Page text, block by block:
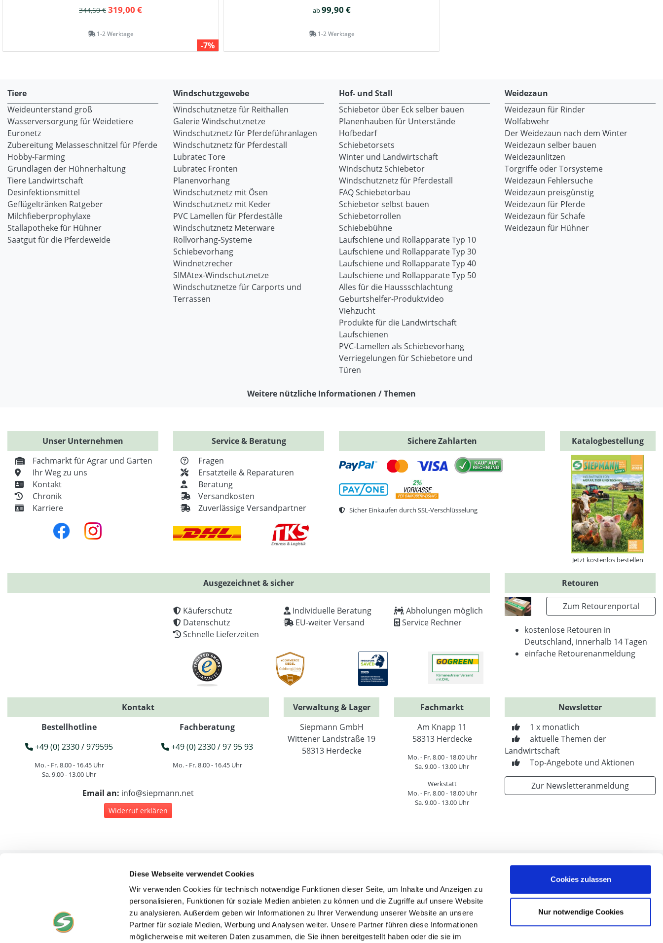
Diese Webseite verwendet Cookies
Wir verwenden Cookies für technisch notwendige Funktionen dieser Seite, um Inhalte und Anzeigen zu
personalisieren, Funktionen für soziale Medien anbieten zu können und die Zugriffe auf unsere Website
zu analysieren. Außerdem geben wir Informationen zu Ihrer Verwendung unserer Website an unsere
Partner für soziale Medien, Werbung und Analysen weiter. Unsere Partner führen diese Informationen
möglicherweise mit weiteren Daten zusammen, die Sie ihnen bereitgestellt haben oder die sie im
Cookies zulassen
Nur notwendige Cookies
344,60 € 319,00 €
1-2 Werktage
-7%
ab99,90 €
1-2 Werktage
Tiere
Weideunterstand groß
Wasserversorgung für Weidetiere
Euronetz
Zubereitung Melasseschnitzel für Pferde
Hobby-Farming
Grundlagen der Hühnerhaltung
Tiere Landwirtschaft
Desinfektionsmittel
Geflügeltränken Ratgeber
Milchfieberprophylaxe
Stallapotheke für Hühner
Saatgut für die Pferdeweide
Windschutzgewebe
Windschutznetze für Reithallen
Galerie Windschutznetze
Windschutznetz für Pferdeführanlagen
Windschutznetz für Pferdestall
Lubratec Tore
Lubratec Fronten
Planenvorhang
Windschutznetz mit Ösen
Windschutznetz mit Keder
PVC Lamellen für Pferdeställe
Windschutznetz Meterware
Rollvorhang-Systeme
Schiebevorhang
Windnetzrecher
SIMAtex-Windschutznetze
Windschutznetze für Carports und
Terrassen
Hof- und Stall
Schiebetor über Eck selber bauen
Planenhauben für Unterstände
Hofbedarf
Schiebetorsets
Winter und Landwirtschaft
Windschutz Schiebetor
Windschutznetz für Pferdestall
FAQ Schiebetorbau
Schiebetor selbst bauen
Schiebetorrollen
Schiebebühne
Laufschiene und Rollapparate Typ 10
Laufschiene und Rollapparate Typ 30
Laufschiene und Rollapparate Typ 40
Laufschiene und Rollapparate Typ 50
Alles für die Haussschlachtung
Geburtshelfer-Produktvideo
Viehzucht
Produkte für die Landwirtschaft
Laufschienen
PVC-Lamellen als Schiebevorhang
Verriegelungen für Schiebetore und
Türen
Weidezaun
Weidezaun für Rinder
Wolfabwehr
Der Weidezaun nach dem Winter
Weidezaun selber bauen
Weidezaunlitzen
Torgriffe oder Torsysteme
Weidezaun Fehlersuche
Weidezaun preisgünstig
Weidezaun für Pferde
Weidezaun für Schafe
Weidezaun für Hühner
Weitere nützliche Informationen / Themen
Unser Unternehmen
Fachmarkt für Agrar und Garten
Ihr Weg zu uns
Kontakt
Chronik
Karriere
Service & Beratung
Fragen
Ersatzteile & Reparaturen
Beratung
Versandkosten
Zuverlässige Versandpartner
Sichere Zahlarten
Sicher Einkaufen durch SSL-Verschlüsselung
Katalogbestellung
Jetzt kostenlos bestellen
Ausgezeichnet & sicher
Käuferschutz
Datenschutz
Schnelle Lieferzeiten
Individuelle Beratung
EU-weiter Versand
Abholungen möglich
Service Rechner
Retouren
Zum Retourenportal
kostenlose Retouren in
Deutschland, innerhalb 14 Tagen
einfache Retourenanmeldung
Kontakt
Bestellhotline
+49 (0) 2330 / 979595
Mo. - Fr. 8.00 - 16.45 Uhr
Sa. 9.00 - 13.00 Uhr
Fachberatung
+49 (0) 2330 / 97 95 93
Mo. - Fr. 8.00 - 16.45 Uhr
Email an: info@siepmann.net
Widerruf erklären
Verwaltung & Lager
Siepmann GmbH
Wittener Landstraße 19
58313 Herdecke
Fachmarkt
Am Knapp 11
58313 Herdecke
Mo. - Fr. 8.00 - 18.00 Uhr
Sa. 9.00 - 13.00 Uhr
Werkstatt
Mo. - Fr. 8.00 - 18.00 Uhr
Sa. 9.00 - 13.00 Uhr
Newsletter
1 x monatlich
aktuelle Themen der
Landwirtschaft
Top-Angebote und Aktionen
Zur Newsletteranmeldung
Rechtliche Informationen
AGB
Mängelhaftung
Widerrufsrecht
Impressum
Versandkosten
Lieferinformationen
Umtausch & Retouren
Zahlungsinformationen